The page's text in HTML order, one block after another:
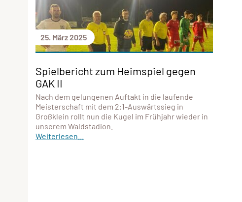
25. März 2025
Spielbericht zum Heimspiel gegen
GAK II
Nach dem gelungenen Auftakt in die laufende
Meisterschaft mit dem 2:1-Auswärtssieg in
Großklein rollt nun die Kugel im Frühjahr wieder in
unserem Waldstadion.
Weiterlesen...